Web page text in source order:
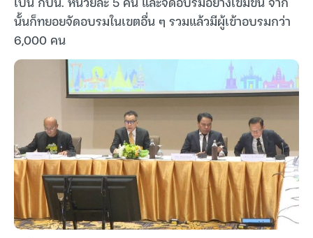
นั้นก็ทยอยจัดอบรมในเขตอื่น ๆ รวมแล้วมีผู้เข้าอบรมกว่า
6,000 คน